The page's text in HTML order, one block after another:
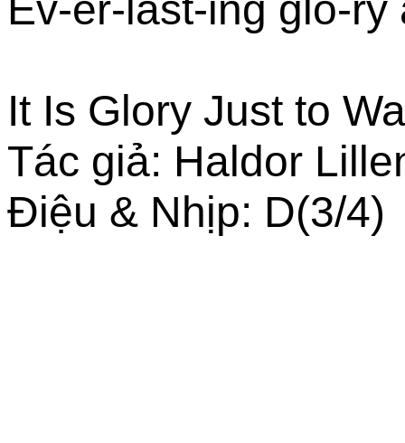
It Is Glory Just to
Tác giả: Haldor
Điệu & Nhịp: D(3/4)